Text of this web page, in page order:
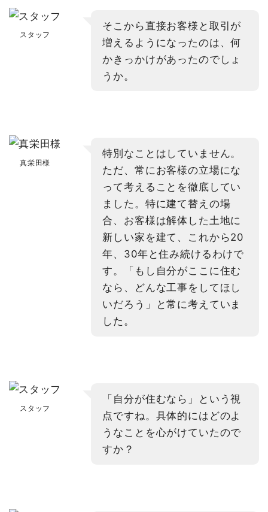
スタッフ
そこから直接お客様と取引が
増えるようになったのは、何
かきっかけがあったのでしょ
うか。
真栄田様
特別なことはしていません。
ただ、常にお客様の立場にな
って考えることを徹底してい
ました。特に建て替えの場
合、お客様は解体した土地に
新しい家を建て、これから20
年、30年と住み続けるわけで
す。「もし自分がここに住む
なら、どんな工事をしてほし
いだろう」と常に考えていま
した。
スタッフ
「自分が住むなら」という視
点ですね。具体的にはどのよ
うなことを心がけていたので
すか？